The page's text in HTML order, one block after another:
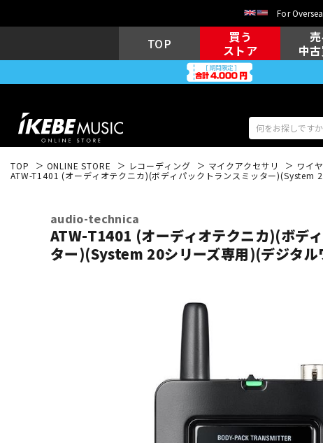
For
TOP
買う
ストア
中
キーボード 電子ピアノ
ヴィンテージ
TOP ONLINE STORE レコーディング マイクアクセサリ ワイ
ATW-T1401 (オーディオテクニカ)(ボディパックトランスミッター)(System
audio-technica
ATW-T1401 (オーディオテクニカ)(ボデ
ター)(System 20シリーズ専用)(デジタル